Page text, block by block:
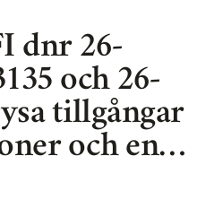
dnr 26-
och 26-
tillgångar
och en…